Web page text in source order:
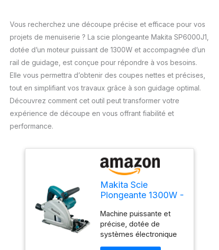
Vous recherchez une découpe précise et efficace pour vos
projets de menuiserie ? La scie plongeante Makita SP6000J1,
dotée d’un moteur puissant de 1300W et accompagnée d’un
rail de guidage, est conçue pour répondre à vos besoins.
Elle vous permettra d’obtenir des coupes nettes et précises,
tout en simplifiant vos travaux grâce à son guidage optimal.
Découvrez comment cet outil peut transformer votre
expérience de découpe en vous offrant fiabilité et
performance.
Makita Scie
Plongeante 1300W -
+ rail de guidage
Machine puissante et
précise, dotée de
systèmes électronique